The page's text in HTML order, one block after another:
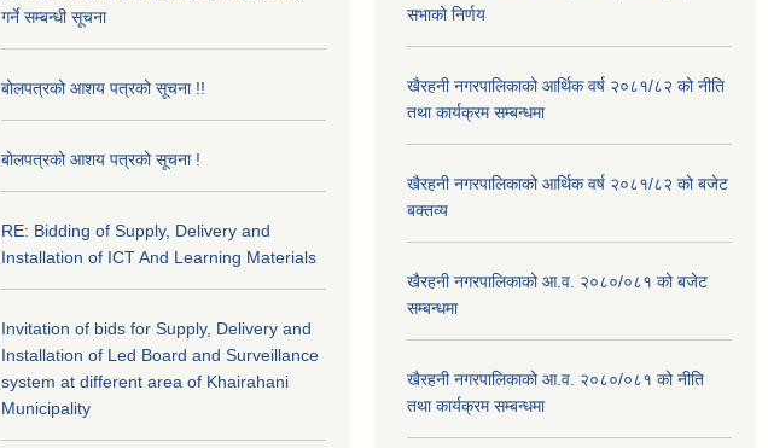
गर्ने सम्बन्धी सूचना
बोलपत्रको आशय पत्रको सूचना !!
बोलपत्रको आशय पत्रको सूचना !
RE: Bidding of Supply, Delivery and
Installation of ICT And Learning Materials
Invitation of bids for Supply, Delivery and
Installation of Led Board and Surveillance
system at different area of Khairahani
Municipality
सभाको निर्णय
खैरहनी नगरपालिकाको आर्थिक वर्ष २०८१/८२ को नीति
तथा कार्यक्रम सम्बन्धमा
खैरहनी नगरपालिकाको आर्थिक वर्ष २०८१/८२ को बजेट
बक्तव्य
खैरहनी नगरपालिकाको आ.व. २०८०/०८१ को बजेट
सम्बन्धमा
खैरहनी नगरपालिकाको आ.व. २०८०/०८१ को नीति
तथा कार्यक्रम सम्बन्धमा